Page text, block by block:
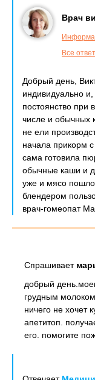
Врач
Все
Добрый день,
индивидуально и,
постоянство при
числе и обычных
не ели
начала прикорм
сама готовила
обычные каши и
уже и мясо
блендером
врач-гомеопат
Спрашивает
добрый
грудным
ничего не хочет
апетитоп.
его. помогите